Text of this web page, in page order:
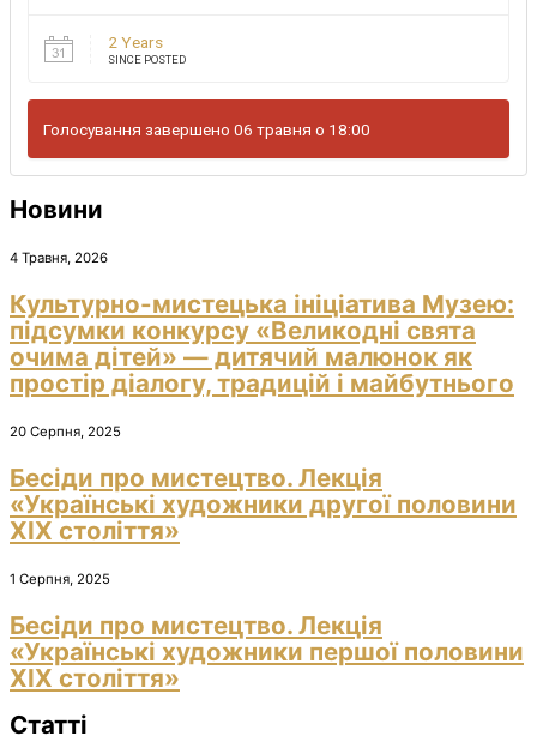
2 Years
SINCE POSTED
Голосування завершено 06 травня о 18:00
Новини
4 Травня, 2026
Культурно-мистецька ініціатива Музею:
підсумки конкурсу «Великодні свята
очима дітей» — дитячий малюнок як
простір діалогу, традицій і майбутнього
20 Серпня, 2025
Бесіди про мистецтво. Лекція
«Українські художники другої половини
ХІХ століття»
1 Серпня, 2025
Бесіди про мистецтво. Лекція
«Українські художники першої половини
ХІХ століття»
Статті